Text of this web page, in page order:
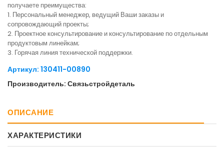
получаете преимущества:
1. Персональный менеджер, ведущий Ваши заказы и
сопровождающий проекты;
2. Проектное консультирование и консультирование по отдельным
продуктовым линейкам;
3. Горячая линия технической поддержки.
Артикул: 130411-00890
Производитель: Связьстройдеталь
ОПИСАНИЕ
ХАРАКТЕРИСТИКИ